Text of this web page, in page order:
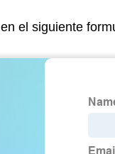
el siguiente